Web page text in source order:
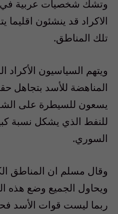
وتشك شخصيات عربية في
الاكراد قد ينشئون اقليما
تلك المناطق.
ويتهم السياسيون الأكراد
المناهضة للأسد بتجاهل
يسعون للسيطرة على
للنفط الذي يشكل نسبة
السوري.
وقال مسلم ان المناطق
ويحاول الجميع وضع هذه
ربما ليست قوات الأسد